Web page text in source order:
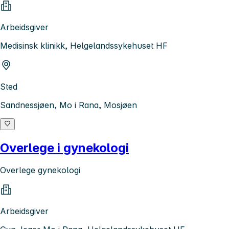
Arbeidsgiver
Medisinsk klinikk, Helgelandssykehuset HF
Sted
Sandnessjøen, Mo i Rana, Mosjøen
Overlege i gynekologi
Overlege gynekologi
Arbeidsgiver